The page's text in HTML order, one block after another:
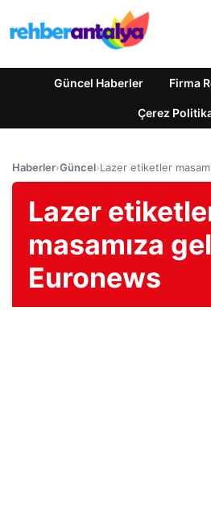
Güncel Haberler Firma
Çerez
Haberler›Güncel›Lazer etiketler
Lazer
masamıza
Euronews